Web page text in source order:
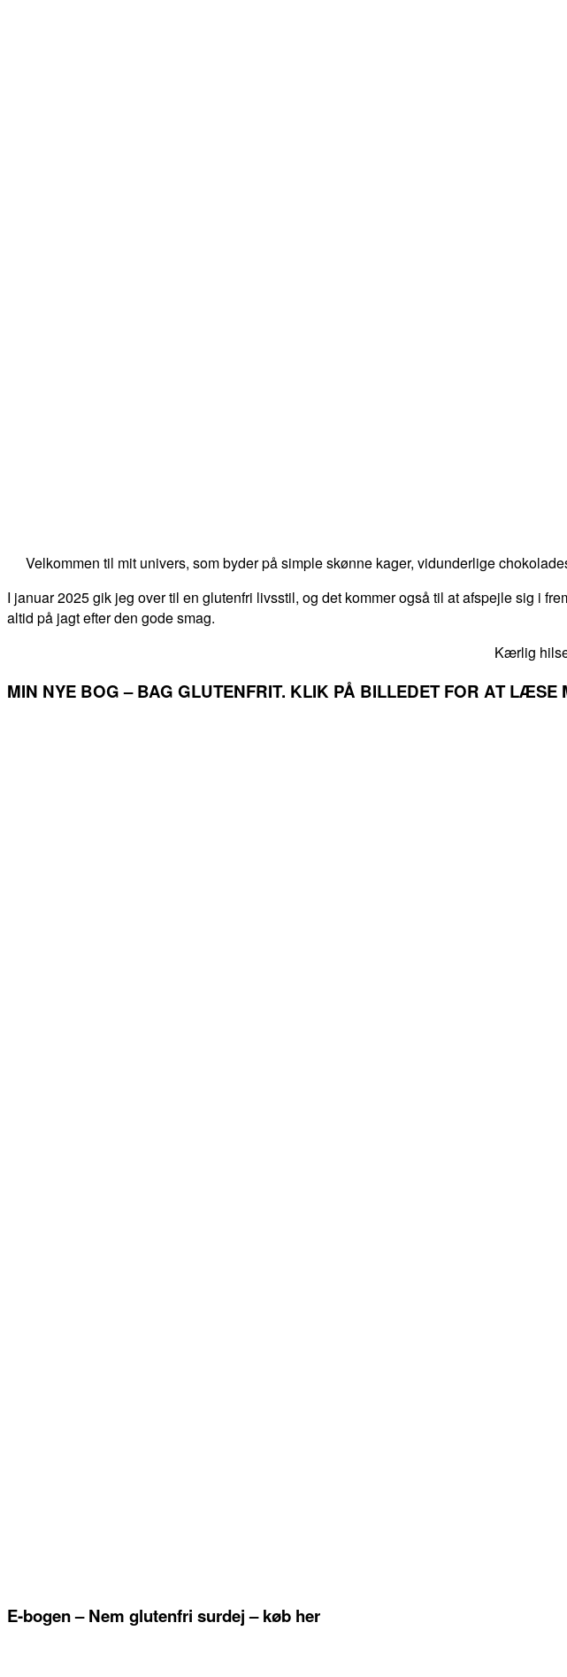
Velkommen til mit univers, som byder på simple skønne kager, vidunderlige
I januar 2025 gik jeg over til en glutenfri livsstil, og det kommer også til at afspejle sig i
altid på jagt efter den gode smag.
Kærlig
MIN NYE BOG – BAG GLUTENFRIT. KLIK PÅ BILLEDET FOR AT LÆSE
E-bogen – Nem glutenfri surdej – køb her